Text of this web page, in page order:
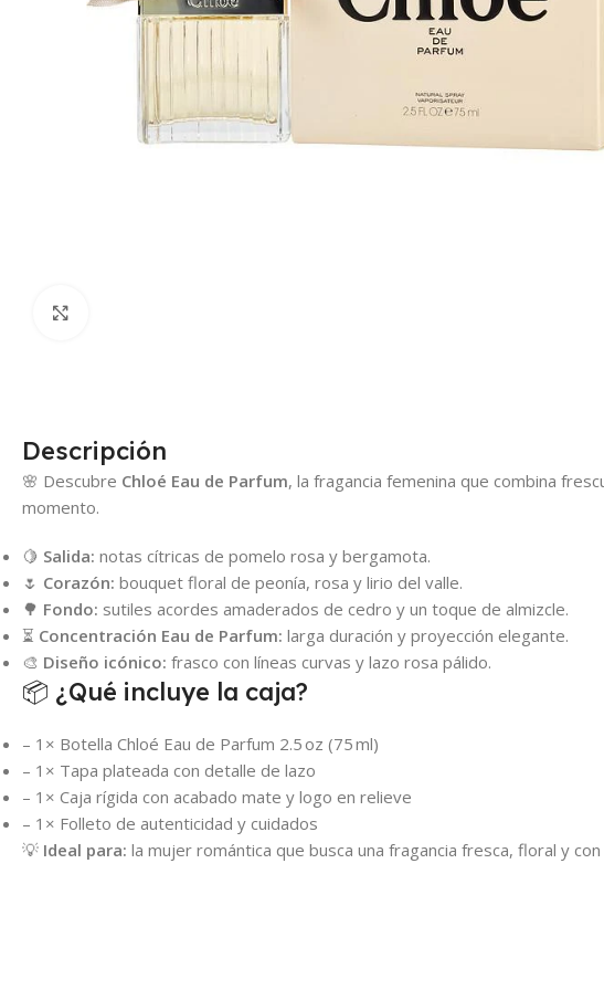
Descripción
🌸 Descubre Chloé Eau de Parfum, la fragancia femenina que combina
momento.
🍋 Salida: notas cítricas de pomelo rosa y bergamota.
🌷 Corazón: bouquet floral de peonía, rosa y lirio del valle.
🌳 Fondo: sutiles acordes amaderados de cedro y un toque de almizcle.
⏳ Concentración Eau de Parfum: larga duración y proyección elegante.
🎨 Diseño icónico: frasco con líneas curvas y lazo rosa pálido.
📦 ¿Qué incluye la caja?
– 1× Botella Chloé Eau de Parfum 2.5 oz (75 ml)
– 1× Tapa plateada con detalle de lazo
– 1× Caja rígida con acabado mate y logo en relieve
– 1× Folleto de autenticidad y cuidados
💡 Ideal para: la mujer romántica que busca una fragancia fresca, floral y